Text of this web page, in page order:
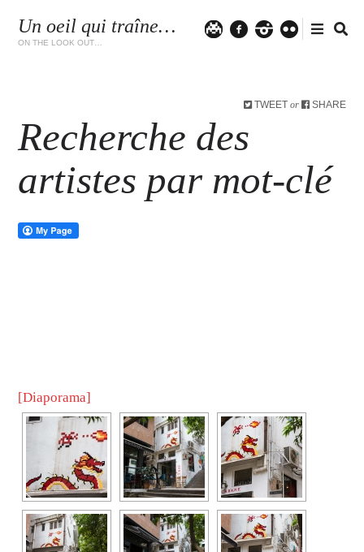
Un oeil qui traîne…
ON THE LOOK OUT…
TWEET or SHARE
Recherche des
artistes par mot-clé
[Diaporama]